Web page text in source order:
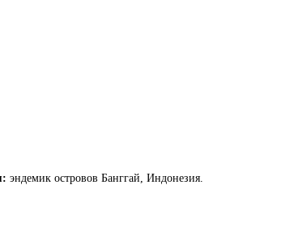
эндемик островов Банггай, Индонезия.